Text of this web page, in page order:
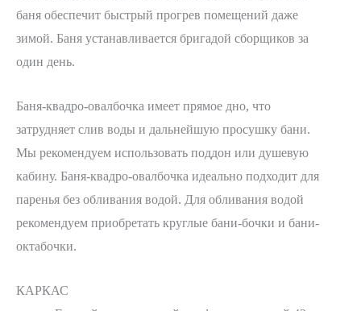
баня обеспечит быстрый прогрев помещений даже
зимой. Баня устанавливается бригадой сборщиков за
один день.
Баня-квадро-овалбочка имеет прямое дно, что
затрудняет слив воды и дальнейшую просушку бани.
Мы рекомендуем использовать поддон или душевую
кабину. Баня-квадро-овалбочка идеально подходит для
паренья без обливания водой. Для обливания водой
рекомендуем приобретать круглые бани-бочки и бани-
октабочки.
КАРКАС